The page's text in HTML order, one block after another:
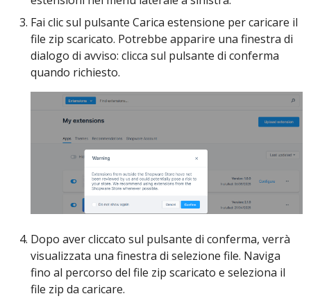
Fai clic sul pulsante Carica estensione per caricare il
file zip scaricato. Potrebbe apparire una finestra di
dialogo di avviso: clicca sul pulsante di conferma
quando richiesto.
Dopo aver cliccato sul pulsante di conferma, verrà
visualizzata una finestra di selezione file. Naviga
fino al percorso del file zip scaricato e seleziona il
file zip da caricare.